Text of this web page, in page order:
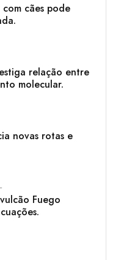
cães pode
relação entre
molecular.
novas rotas e
Fuego